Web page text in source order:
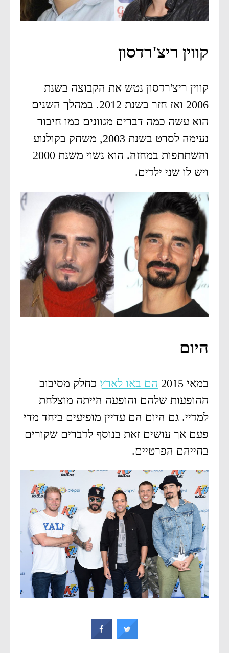
קווין ריצ'רדסון
קווין ריצ'רדסון נטש את הקבוצה בשנת
2006 ואז חזר בשנת 2012. במהלך השנים
הוא עשה כמה דברים מגוונים כמו חיבור
נעימה לסרט בשנת 2003, משחק בקולנוע
והשתתפות במחזה. הוא נשוי משנת 2000
ויש לו שני ילדים.
היום
במאי 2015 הם באו לארץ כחלק מסיבוב
ההופעות שלהם והופעה הייתה מוצלחת
למדיי. גם היום הם עדיין מופיעים ביחד מדי
פעם אך עושים זאת בנוסף לדברים שקורים
בחייהם הפרטיים.